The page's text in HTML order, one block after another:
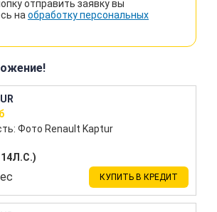
отправить заявку вы
на обработку персональных
КУПИТЬ В КРЕДИТ